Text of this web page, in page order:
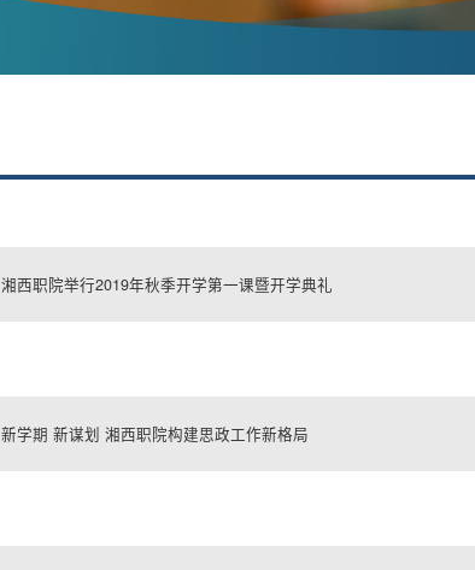
湘西职院举行2019年秋季开学第一课暨开学典礼
新学期 新谋划 湘西职院构建思政工作新格局